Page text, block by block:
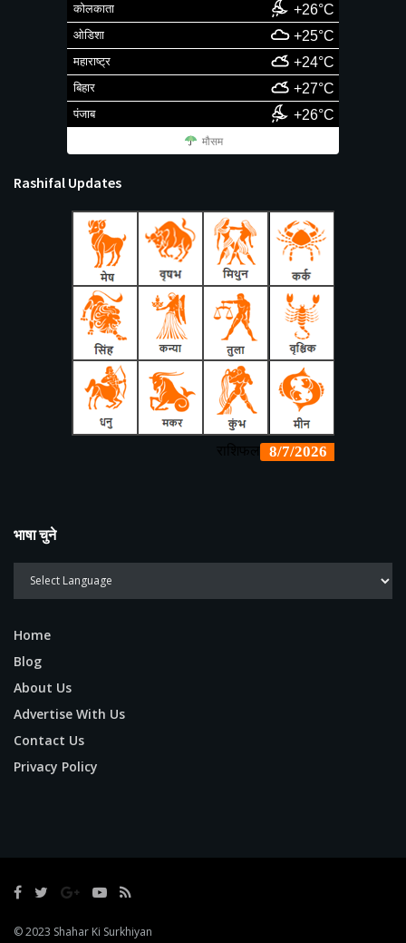
कोलकाता +26°C
ओडिशा +25°C
महाराष्ट्र +24°C
बिहार +27°C
पंजाब +26°C
मौसम
Rashifal Updates
भाषा चुने
Home
Blog
About Us
Advertise With Us
Contact Us
Privacy Policy
© 2023 Shahar Ki Surkhiyan